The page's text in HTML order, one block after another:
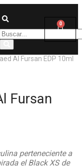
0
Al Fursan EDP 10ml
Fursan
perteneciente a
el Black XS de